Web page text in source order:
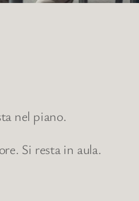
nel piano.
Si resta in aula.